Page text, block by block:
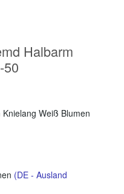
Halbarm
50
Weiß Blumen
(DE - Ausland